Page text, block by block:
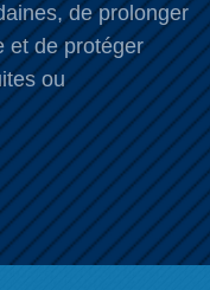
de prolonger
et de protéger
ou